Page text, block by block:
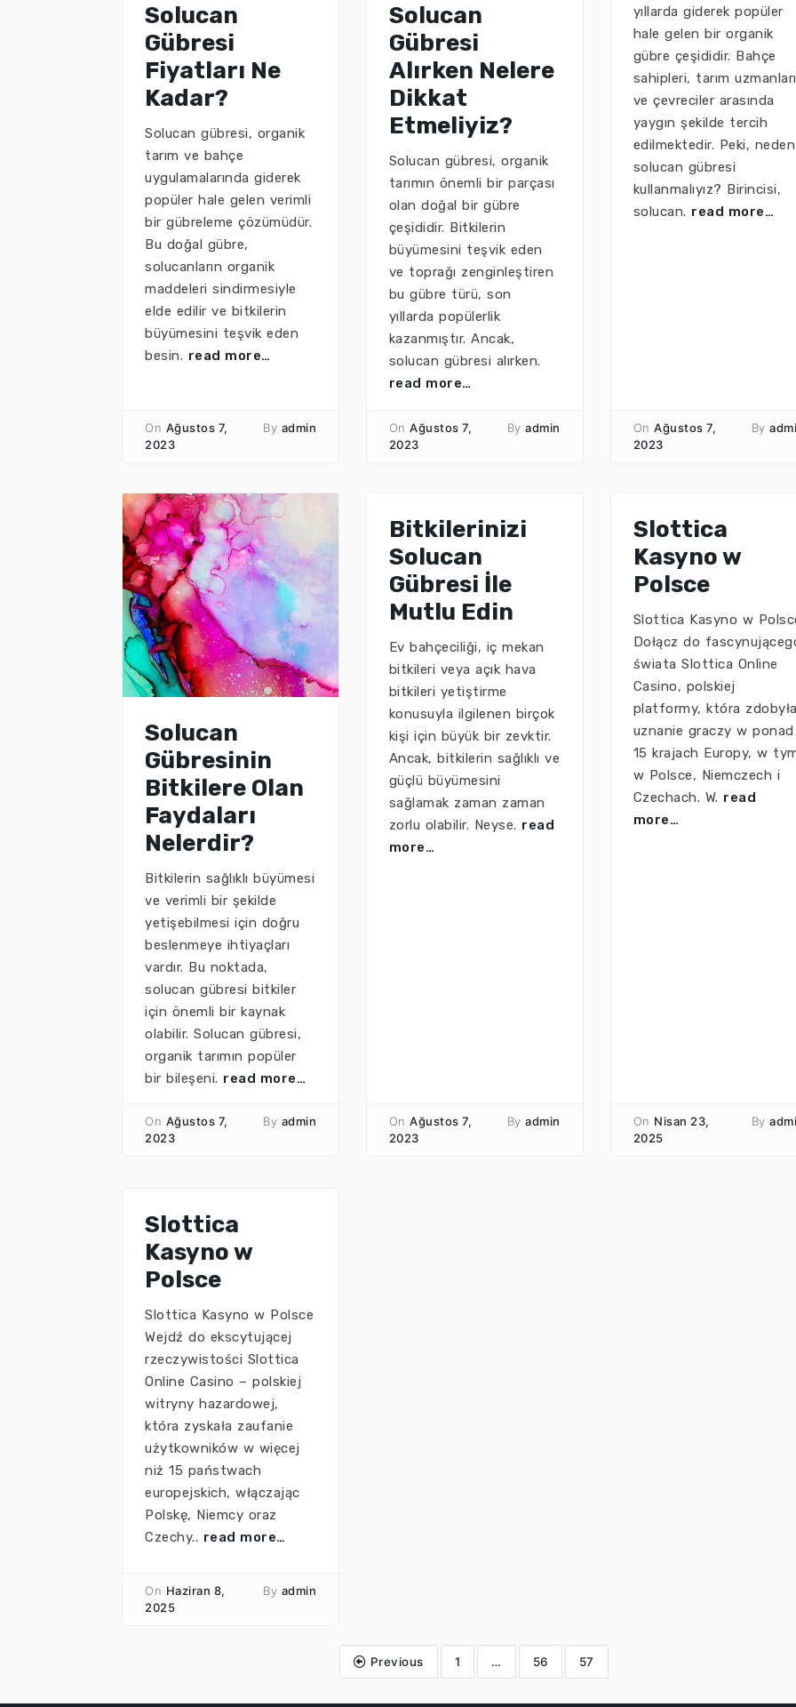
Solucan
Gübresi
Fiyatları Ne
Kadar?
Solucan gübresi, organik
tarım ve bahçe
uygulamalarında giderek
popüler hale gelen verimli
bir gübreleme çözümüdür.
Bu doğal gübre,
solucanların organik
maddeleri sindirmesiyle
elde edilir ve bitkilerin
büyümesini teşvik eden
besin. read more…
On Ağustos 7,
2023
By admin
Solucan
Gübresi
Alırken Nelere
Dikkat
Etmeliyiz?
Solucan gübresi, organik
tarımın önemli bir parçası
olan doğal bir gübre
çeşididir. Bitkilerin
büyümesini teşvik eden
ve toprağı zenginleştiren
bu gübre türü, son
yıllarda popülerlik
kazanmıştır. Ancak,
solucan gübresi alırken.
read more…
On Ağustos 7,
2023
By admin
yıllarda giderek popüler
hale gelen bir organik
gübre çeşididir. Bahçe
sahipleri, tarım uzmanları
ve çevreciler arasında
yaygın şekilde tercih
edilmektedir. Peki, neden
solucan gübresi
kullanmalıyız? Birincisi,
solucan. read more…
On Ağustos 7,
2023
By
Solucan
Gübresinin
Bitkilere Olan
Faydaları
Nelerdir?
Bitkilerin sağlıklı büyümesi
ve verimli bir şekilde
yetişebilmesi için doğru
beslenmeye ihtiyaçları
vardır. Bu noktada,
solucan gübresi bitkiler
için önemli bir kaynak
olabilir. Solucan gübresi,
organik tarımın popüler
bir bileşeni. read more…
On Ağustos 7,
2023
By admin
Bitkilerinizi
Solucan
Gübresi İle
Mutlu Edin
Ev bahçeciliği, iç mekan
bitkileri veya açık hava
bitkileri yetiştirme
konusuyla ilgilenen birçok
kişi için büyük bir zevktir.
Ancak, bitkilerin sağlıklı ve
güçlü büyümesini
sağlamak zaman zaman
zorlu olabilir. Neyse. read
more…
On Ağustos 7,
2023
By admin
Slottica
Kasyno w
Polsce
Slottica Kasyno w
Dołącz do
świata Slottica Online
Casino, polskiej
platformy, która
uznanie graczy w ponad
15 krajach Europy, w
w Polsce, Niemczech i
Czechach. W. read
more…
On Nisan 23,
2025
By
Slottica
Kasyno w
Polsce
Slottica Kasyno w Polsce
Wejdź do ekscytującej
rzeczywistości Slottica
Online Casino – polskiej
witryny hazardowej,
która zyskała zaufanie
użytkowników w więcej
niż 15 państwach
europejskich, włączając
Polskę, Niemcy oraz
Czechy.. read more…
On Haziran 8,
2025
By admin
Previous 1 … 56 57